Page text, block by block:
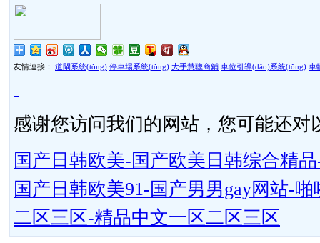
友情連接： 道閘系統(tǒng) 停車場系統(tǒng) 大手慧聰商鋪 車位引導(dǎo)系統(tǒng) 車
感谢您访问我们的网站，您可能还对
国产日韩欧美-国产欧美日韩综合精
国产日韩欧美91-国产男男gay网站-
二区三区-精品中文一区二区三区